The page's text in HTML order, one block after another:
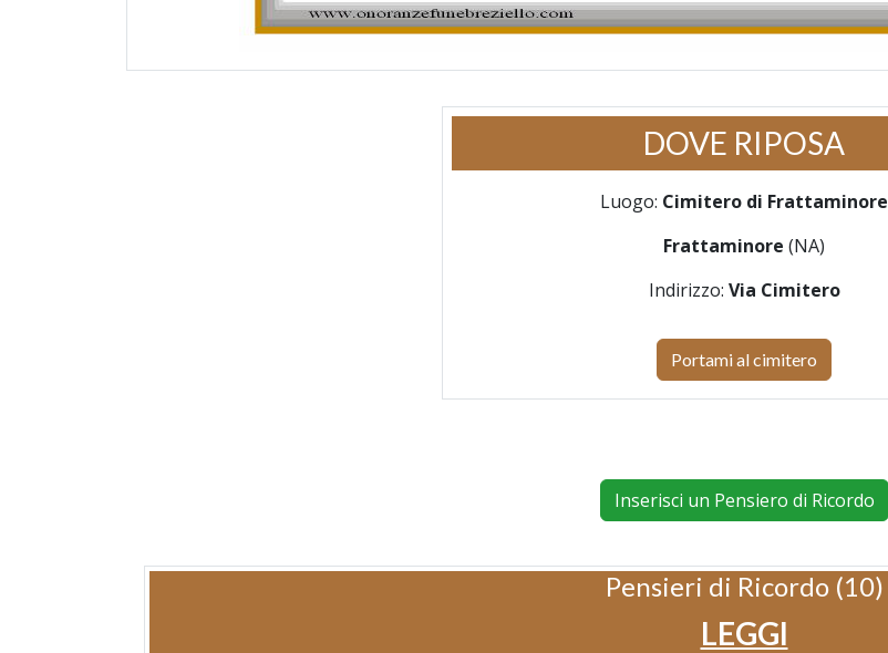
DOVE RIPOSA
Luogo: Cimitero di Frattaminore
Frattaminore (NA)
Indirizzo: Via Cimitero
Portami al cimitero
Inserisci un Pensiero di Ricordo
Pensieri di Ricordo (10)
LEGGI